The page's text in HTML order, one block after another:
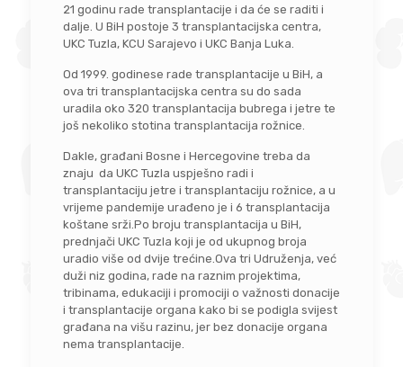
21 godinu rade transplantacije i da će se raditi i
dalje. U BiH postoje 3 transplantacijska centra,
UKC Tuzla, KCU Sarajevo i UKC Banja Luka.
Od 1999. godinese rade transplantacije u BiH, a
ova tri transplantacijska centra su do sada
uradila oko 320 transplantacija bubrega i jetre te
još nekoliko stotina transplantacija rožnice.
Dakle, građani Bosne i Hercegovine treba da
znaju da UKC Tuzla uspješno radi i
transplantaciju jetre i transplantaciju rožnice, a u
vrijeme pandemije urađeno je i 6 transplantacija
koštane srži.Po broju transplantacija u BiH,
prednjači UKC Tuzla koji je od ukupnog broja
uradio više od dvije trećine.Ova tri Udruženja, već
duži niz godina, rade na raznim projektima,
tribinama, edukaciji i promociji o važnosti donacije
i transplantacije organa kako bi se podigla svijest
građana na višu razinu, jer bez donacije organa
nema transplantacije.